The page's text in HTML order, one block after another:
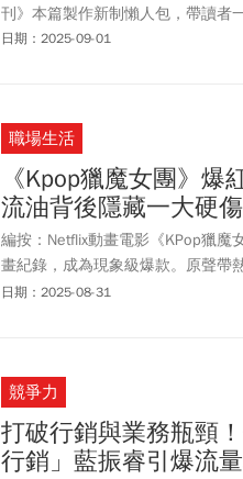
刊》本篇製作新制懶人包，帶讀者
日期：2025-09-01
職場生活
《Kpop獵魔女團》爆
流油背後隱藏一大硬
編按：Netflix動畫電影《KPop獵魔
畫紀錄，成為現象級爆款。原聲帶
戲院放映的見面會。 《KPop獵魔
2,000萬美元，主要原因在於他們
分析，雖然當時轉賣有其商業考量
不僅被譽為今年夏天最轟動的電影
之下，索尼影業今年夏天的整體票
日期：2025-08-31
競爭力
打破行銷與業務瓶頸
行銷」藍振睿引爆流